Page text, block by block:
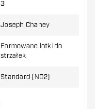
dużo piórek i
lub
wariant
3
Joseph Chaney
Formowane lotki do
strzałek
Standard (NO2)